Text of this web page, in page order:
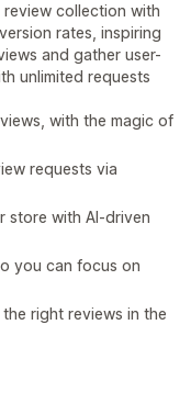
collection with
rates, inspiring
and gather user-
unlimited requests
with the magic of
requests via
store with AI-driven
you can focus on
right reviews in the